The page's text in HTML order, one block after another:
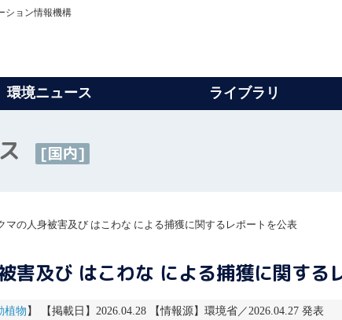
ション情報機構
環境ニュース ライブラリ
[国内]
マの人身被害及び はこわな による捕獲に関するレポートを公表
害及び はこわな による捕獲に関する
植物】 【掲載日】2026.04.28 【情報源】環境省／2026.04.27 発表